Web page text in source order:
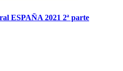
ESPAÑA 2021 2ª parte